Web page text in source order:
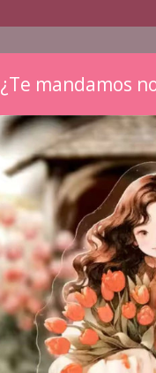
WASHIS Y CINTAS
¿Te mandamos